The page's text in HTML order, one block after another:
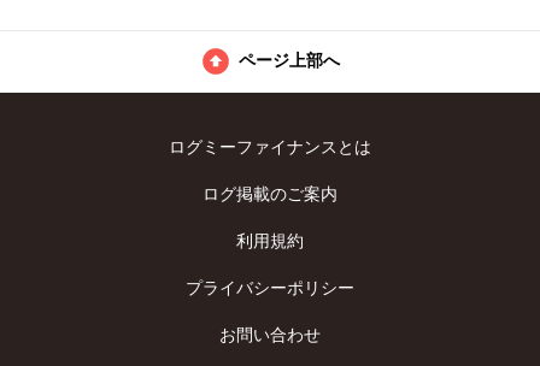
ページ上部へ
ログミーファイナンスとは
ログ掲載のご案内
利用規約
プライバシーポリシー
お問い合わせ